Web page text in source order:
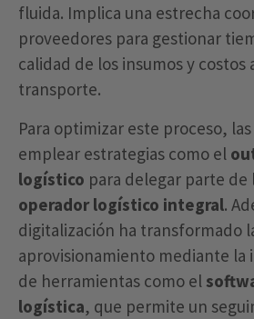
fluida. Implica una estrecha
proveedores para gestionar
calidad de los insumos y costos
transporte.
Para optimizar este proceso,
emplear estrategias como el
logístico para delegar parte de
operador logístico integral.
digitalización ha transformado
aprovisionamiento mediante la
de herramientas como el
logística, que permite un